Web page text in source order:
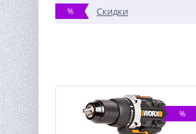
% Скидки
%